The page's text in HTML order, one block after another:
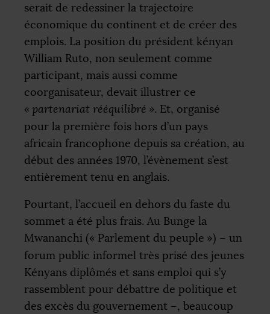
serait de redessiner la trajectoire
économique du continent et de créer des
emplois. La position du président kényan
William Ruto, non seulement comme
participant, mais aussi comme
coorganisateur, devait illustrer ce
« partenariat rééquilibré ». Et, organisé
pour la première fois hors d’un pays
africain francophone depuis sa création, au
début des années 1970, l’évènement s’est
entièrement tenu en anglais.
Pourtant, l’accueil en dehors du faste du
sommet a été plus frais. Au Bunge la
Mwananchi (« Parlement du peuple ») – un
forum public informel très prisé des jeunes
Kényans diplômés et sans emploi qui s’y
rassemblent pour débattre de politique et
des excès du gouvernement –, beaucoup